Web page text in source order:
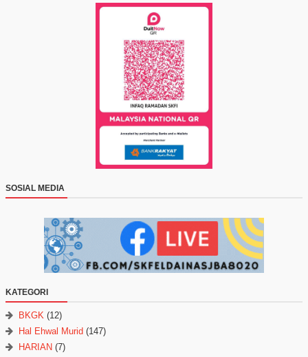
SOSIAL MEDIA
KATEGORI
BKGK (12)
Hal Ehwal Murid (147)
HARIAN (7)